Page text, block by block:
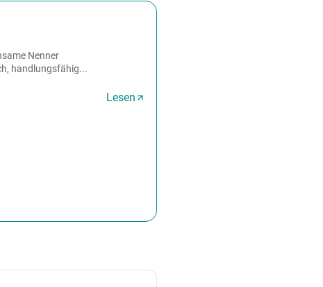
Nenner
handlungsfähig...
Lesen